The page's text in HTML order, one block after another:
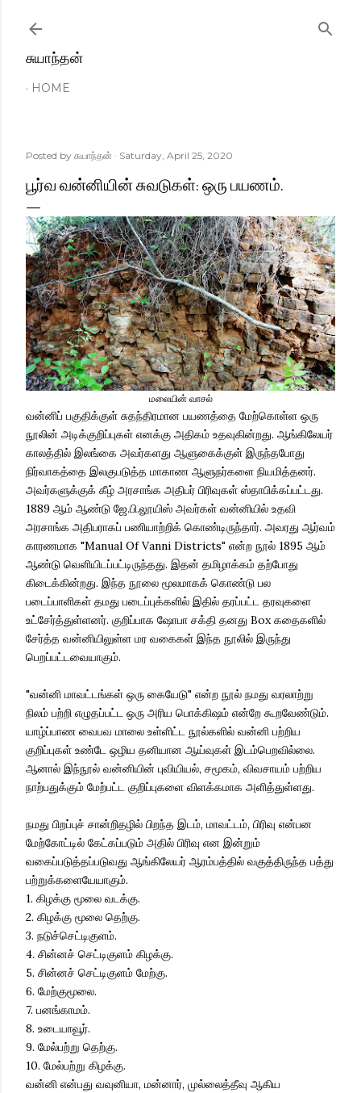
சுயாந்தன்
HOME
Posted by சுயாந்தன் Saturday, April 25, 2020
பூர்வ வன்னியின் சுவடுகள்: ஒரு பயணம்.
மலையின் வாசல்
வன்னிப் பகுதிக்குள் சுதந்திரமான பயணத்தை மேற்கொள்ள ஒரு
நூலின் அடிக்குறிப்புகள் எனக்கு அதிகம் உதவுகின்றது. ஆங்கிலேயர்
காலத்தில் இலங்கை அவர்களது ஆளுகைக்குள் இருந்தபோது
நிர்வாகத்தை இலகுபடுத்த மாகாண ஆளுநர்களை நியமித்தனர்.
அவர்களுக்குக் கீழ் அரசாங்க அதிபர் பிரிவுகள் ஸ்தாபிக்கப்பட்டது.
1889 ஆம் ஆண்டு ஜே.பி.லூயிஸ் அவர்கள் வன்னியில் உதவி
அரசாங்க அதிபராகப் பணியாற்றிக் கொண்டிருந்தார். அவரது ஆர்வம்
காரணமாக "Manual Of Vanni Districts" என்ற நூல் 1895 ஆம்
ஆண்டு வெளியிடப்பட்டிருந்தது. இதன் தமிழாக்கம் தற்போது
கிடைக்கின்றது. இந்த நூலை மூலமாகக் கொண்டு பல
படைப்பாளிகள் தமது படைப்புக்களில் இதில் தரப்பட்ட தரவுகளை
உட்சேர்த்துள்ளனர். குறிப்பாக ஷோபா சக்தி தனது Box கதைகளில்
சேர்த்த வன்னியிலுள்ள மர வகைகள் இந்த நூலில் இருந்து
பெறப்பட்டவையாகும்.
"வன்னி மாவட்டங்கள் ஒரு கையேடு" என்ற நூல் நமது வரலாற்று
நிலம் பற்றி எழுதப்பட்ட ஒரு அரிய பொக்கிஷம் என்றே கூறவேண்டும்.
யாழ்ப்பாண வைபவ மாலை உள்ளிட்ட நூல்களில் வன்னி பற்றிய
குறிப்புகள் உண்டே ஒழிய தனியான ஆய்வுகள் இடம்பெறவில்லை.
ஆனால் இந்நூல் வன்னியின் புவியியல், சமூகம், விவசாயம் பற்றிய
நாற்பதுக்கும் மேற்பட்ட குறிப்புகளை விளக்கமாக அளித்துள்ளது.
நமது பிறப்புச் சான்றிதழில் பிறந்த இடம், மாவட்டம், பிரிவு என்பன
மேற்கோட்டில் கேட்கப்படும் அதில் பிரிவு என இன்றும்
வகைப்படுத்தப்படுவது ஆங்கிலேயர் ஆரம்பத்தில் வகுத்திருந்த பத்து
பற்றுக்களையேயாகும்.
1. கிழக்கு மூலை வடக்கு.
2. கிழக்கு மூலை தெற்கு.
3. நடுச்செட்டிகுளம்.
4. சின்னச் செட்டிகுளம் கிழக்கு.
5. சின்னச் செட்டிகுளம் மேற்கு.
6. மேற்குமூலை.
7. பனங்காமம்.
8. உடையாவூர்.
9. மேல்பற்று தெற்கு.
10. மேல்பற்று கிழக்கு.
வன்னி என்பது வவுனியா, மன்னார், முல்லைத்தீவு ஆகிய